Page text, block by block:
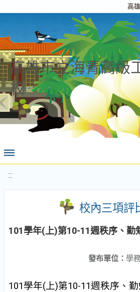
高
高雄市立海青高級
校
:::
校內三項評
101學年(上)第10-11週秩序、勤
發布單位： 學
101學年(上)第10-11週秩序、